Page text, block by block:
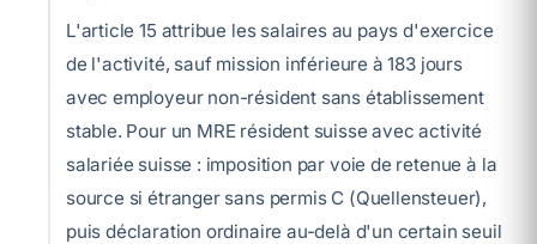
L'article 15 attribue les salaires au pays d'exercice
de l'activité, sauf mission inférieure à 183 jours
avec employeur non-résident sans établissement
stable. Pour un MRE résident suisse avec activité
salariée suisse : imposition par voie de retenue à la
source si étranger sans permis C (Quellensteuer),
puis déclaration ordinaire au-delà d'un certain seuil